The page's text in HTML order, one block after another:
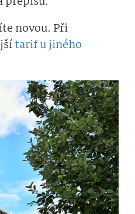
novou. Při
tarif u jiného